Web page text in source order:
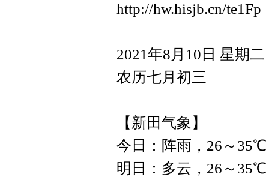
http://hw.hisjb.cn/te1Fp
2021年8月10日 星期二
农历七月初三
【新田气象】
今日：阵雨，26～35℃
明日：多云，26～35℃